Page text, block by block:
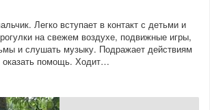
Легко вступает в контакт с детьми и
на свежем воздухе, подвижные игры,
и слушать музыку. Подражает действиям
оказать помощь. Ходит…